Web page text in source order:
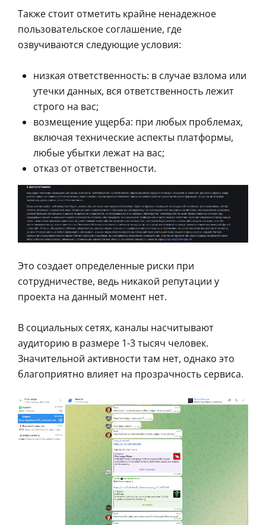
Также стоит отметить крайне ненадежное
пользовательское соглашение, где
озвучиваются следующие условия:
низкая ответственность: в случае взлома или
утечки данных, вся ответственность лежит
строго на вас;
возмещение ущерба: при любых проблемах,
включая технические аспекты платформы,
любые убытки лежат на вас;
отказ от ответственности.
Это создает определенные риски при
сотрудничестве, ведь никакой репутации у
проекта на данный момент нет.
В социальных сетях, каналы насчитывают
аудиторию в размере 1-3 тысяч человек.
Значительной активности там нет, однако это
благоприятно влияет на прозрачность сервиса.